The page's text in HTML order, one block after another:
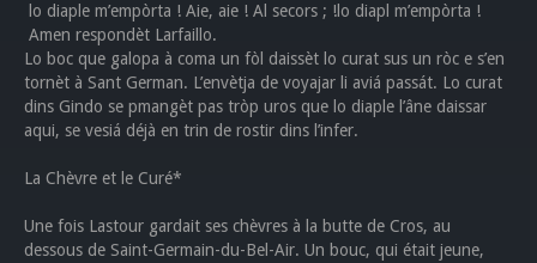
lo diaple m’empòrta ! Aie, aie ! Al secors ; !lo diapl m’empòrta !
Amen respondèt Larfaillo.
Lo boc que galopa à coma un fòl daissèt lo curat sus un ròc e s’en
tornèt à Sant German. L’envètja de voyajar li aviá passát. Lo curat
dins Gindo se pmangèt pas tròp uros que lo diaple l’âne daissar
aqui, se vesiá déjà en trin de rostir dins l’infer.
La Chèvre et le Curé*
Une fois Lastour gardait ses chèvres à la butte de Cros, au
dessous de Saint-Germain-du-Bel-Air. Un bouc, qui était jeune,